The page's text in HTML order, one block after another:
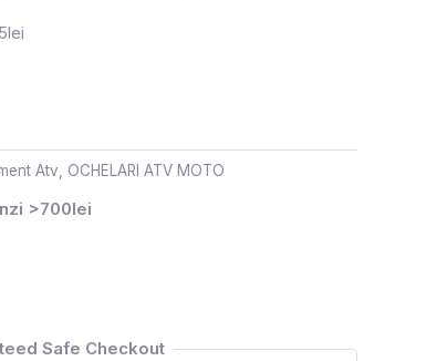
Atv, OCHELARI ATV MOTO
>700lei
Safe Checkout